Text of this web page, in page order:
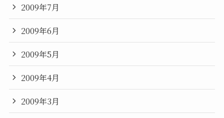
2009年7月
2009年6月
2009年5月
2009年4月
2009年3月